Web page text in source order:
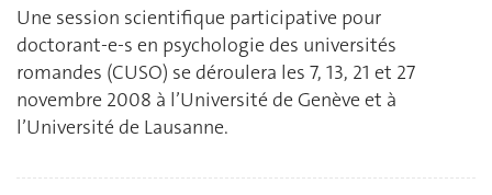
Une session scientifique participative pour
doctorant-e-s en psychologie des universités
romandes (CUSO) se déroulera les 7, 13, 21 et 27
novembre 2008 à l’Université de Genève et à
l’Université de Lausanne.